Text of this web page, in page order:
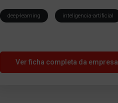
deep-learning inteligencia-artificial
Ver ficha completa da empresa